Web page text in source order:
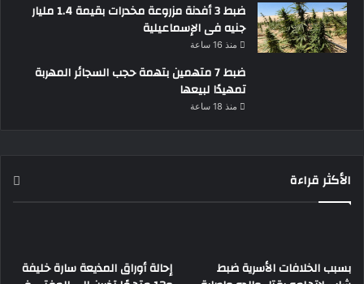
ضبط 3 أفدنة مزروعة مخدرات بقيمة 1.4 مليار
جنيه فى الإسماعيلية
منذ 16 ساعة
ضبط 7 متهمين بتهمة حجب السجائر المهربة
تمهيدًا لبيعها
منذ 18 ساعة
الأكثر قراءة
بسبب الخلافات الأسرية ضبط
إحالة أوراق المذيعة سارة خليفة